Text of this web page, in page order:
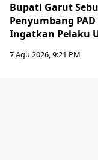
Bupati Garut
Penyumbang
Ingatkan Pelaku
7 Agu 2026, 9:21 PM